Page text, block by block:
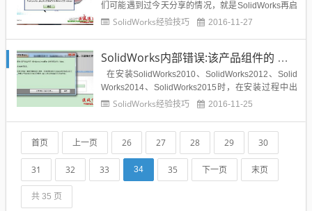
们可能遇到过今天分享的情况，就是SolidWorks再启
动的时候会出现“Thank you for using SolidSQUAD's
SolidWorks经验技巧 2016-11-27
SolidWorks内部错误:该产品组件的 Windows Installer没按预期运行: 1903如何解决？
在安装SolidWorks2010、SolidWorks2012、Solid
Works2014、SolidWorks2015时，在安装过程中出
现图下图所示的安装错误： 内部错误:该产品组件的
SolidWorks经验技巧 2016-11-25
首页 上一页 26 27 28 29 30
31 32 33 34 35 下一页 末页
共 35 页